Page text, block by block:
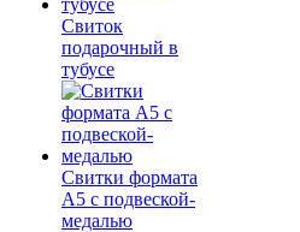
Свиток
подарочный в
тубусе
Свитки формата
А5 с подвеской-
медалью